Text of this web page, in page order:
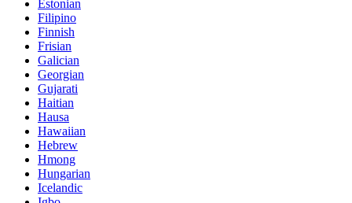
Estonian
Filipino
Finnish
Frisian
Galician
Georgian
Gujarati
Haitian
Hausa
Hawaiian
Hebrew
Hmong
Hungarian
Icelandic